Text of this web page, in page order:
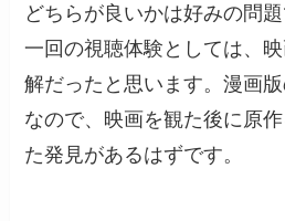
どちらが良いかは好みの問
一回の視聴体験としては、
解だったと思います。漫画
なので、映画を観た後に原
た発見があるはずです。